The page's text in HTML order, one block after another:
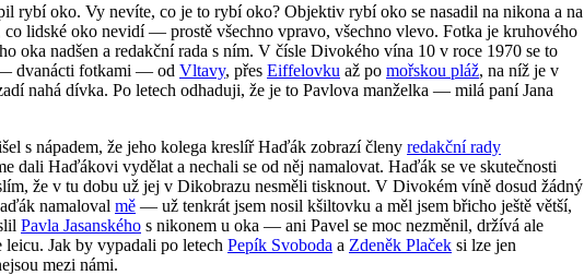
rybí oko. Vy nevíte, co je to rybí oko? Objektiv rybí oko se nasadil na nikona a na
lidské oko nevidí — prostě všechno vpravo, všechno vlevo. Fotka je kruhového
oka nadšen a redakční rada s ním. V čísle Divokého vína 10 v roce 1970 se to
dvanácti fotkami — od Vltavy, přes Eiffelovku až po mořskou pláž, na níž je v
nahá dívka. Po letech odhaduji, že je to Pavlova manželka — milá paní Jana
s nápadem, že jeho kolega kreslíř Haďák zobrazí členy redakční rady
dali Haďákovi vydělat a nechali se od něj namalovat. Haďák se ve skutečnosti
že v tu dobu už jej v Dikobrazu nesměli tisknout. V Divokém víně dosud žádný
namaloval mě — už tenkrát jsem nosil kšiltovku a měl jsem břicho ještě větší,
Pavla Jasanského s nikonem u oka — ani Pavel se moc nezměnil, držívá ale
Jak by vypadali po letech Pepík Svoboda a Zdeněk Plaček si lze jen
mezi námi.